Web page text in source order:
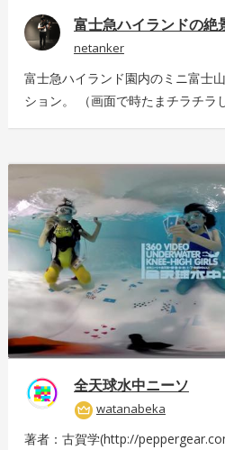
富士急ハイランドの絶
netanker
富士急ハイランド園内のミニ富士
ション。 （画面で時たまチラチラ
4125-4c14-9883-5751e4eaac33
ンパ」が「ド・ドドンパ」に変わ
再撮影した映像はこちら
https://store.hacosco.com/
9e69-c14eef62ea6b
全天球水中ニーソ
watanabeka
著者：古賀学(http://